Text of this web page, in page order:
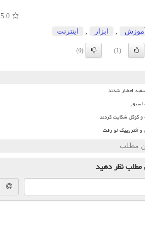
5.0
آموزش , ابزار , اینترنت
(1)
(0)
سفید احضار شدند
آنتروپیک لو رفت
مطلب
مطلبنظر دهید